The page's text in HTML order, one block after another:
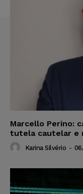
Marcello Perino:
tutela cautelar e
Karina Silvério -